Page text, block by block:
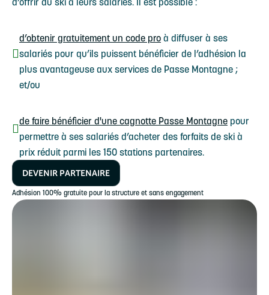
d’obtenir gratuitement un code pro à diffuser à ses
salariés pour qu’ils puissent bénéficier de l’adhésion la
plus avantageuse aux services de Passe Montagne ;
et/ou
de faire bénéficier d'une cagnotte Passe Montagne pour
permettre à ses salariés d’acheter des forfaits de ski à
prix réduit parmi les 150 stations partenaires.
DEVENIR PARTENAIRE
Adhésion 100% gratuite pour la structure et sans engagement